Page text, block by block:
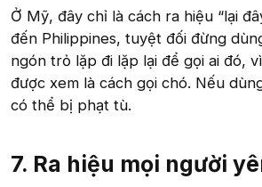
Ở Mỹ, đây chỉ là cách ra hiệu “lại
đến Philippines, tuyệt đối đừng
ngón trỏ lặp đi lặp lại để gọi ai đó,
được xem là cách gọi chó. Nếu
có thể bị phạt tù.
7. Ra hiệu mọi người